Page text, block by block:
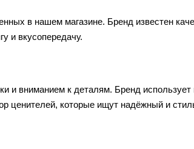
в нашем магазине. Бренд известен
и вкусопередачу.
и вниманием к деталям. Бренд
ценителей, которые ищут надёжный и